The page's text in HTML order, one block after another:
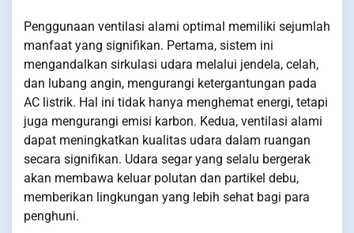
Penggunaan ventilasi alami optimal memiliki sejumlah
manfaat yang signifikan. Pertama, sistem ini
mengandalkan sirkulasi udara melalui jendela, celah,
dan lubang angin, mengurangi ketergantungan pada
AC listrik. Hal ini tidak hanya menghemat energi, tetapi
juga mengurangi emisi karbon. Kedua, ventilasi alami
dapat meningkatkan kualitas udara dalam ruangan
secara signifikan. Udara segar yang selalu bergerak
akan membawa keluar polutan dan partikel debu,
memberikan lingkungan yang lebih sehat bagi para
penghuni.